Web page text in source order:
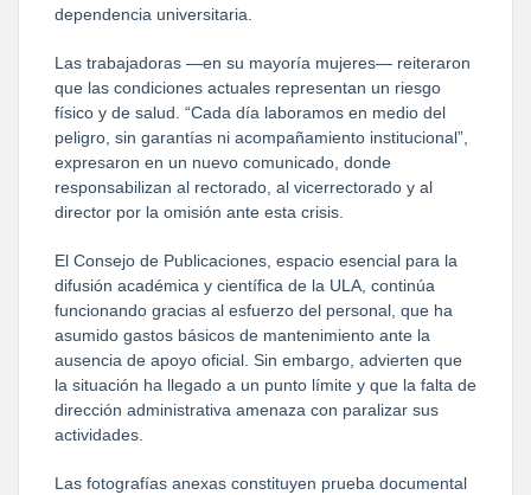
dependencia universitaria.
Las trabajadoras —en su mayoría mujeres— reiteraron
que las condiciones actuales representan un riesgo
físico y de salud. “Cada día laboramos en medio del
peligro, sin garantías ni acompañamiento institucional”,
expresaron en un nuevo comunicado, donde
responsabilizan al rectorado, al vicerrectorado y al
director por la omisión ante esta crisis.
El Consejo de Publicaciones, espacio esencial para la
difusión académica y científica de la ULA, continúa
funcionando gracias al esfuerzo del personal, que ha
asumido gastos básicos de mantenimiento ante la
ausencia de apoyo oficial. Sin embargo, advierten que
la situación ha llegado a un punto límite y que la falta de
dirección administrativa amenaza con paralizar sus
actividades.
Las fotografías anexas constituyen prueba documental